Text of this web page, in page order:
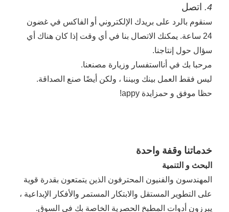
4. اتصل
سنقوم بالرد على بريدك الإلكتروني أو الفاكس في غضون
24 ساعة
. يمكنك الاتصال بنا في أي وقت إذا كان هناك أي
سؤال حول إنتاجنا.
مرحبا بك في أنا استفسار وزيارة مصنعنا.
ليس فقط العمل بينك وبيننا ، ولكن أيضًا صنع الصداقة.
حظا موفق و حمزايدة appy!
خدماتنا وقفة واحدة
البحث و التنمية
المهندسون والفنيون المحترفون الذين يتمتعون بقدرة قوية
على التطوير المستقل والابتكار المستمر والأفكار الإبداعية ،
يبرزون أدوات المطبخ الحصرية الخاصة بك في السوق.